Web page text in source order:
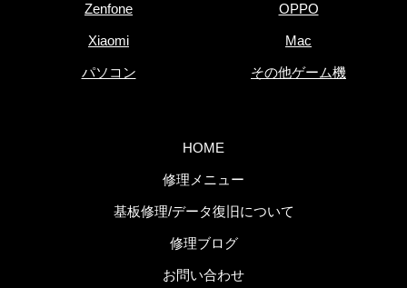
Zenfone OPPO
Xiaomi Mac
パソコン その他ゲーム機
HOME
修理メニュー
基板修理/データ復旧について
修理ブログ
お問い合わせ